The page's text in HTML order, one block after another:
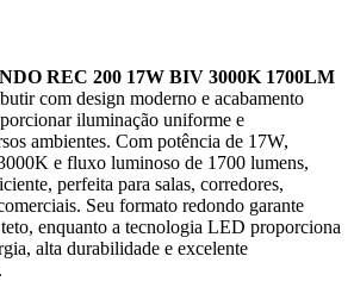
REC 200 17W BIV 3000K 1700LM
com design moderno e acabamento
iluminação uniforme e
ambientes. Com potência de 17W,
e fluxo luminoso de 1700 lumens,
perfeita para salas, corredores,
Seu formato redondo garante
enquanto a tecnologia LED proporciona
alta durabilidade e excelente